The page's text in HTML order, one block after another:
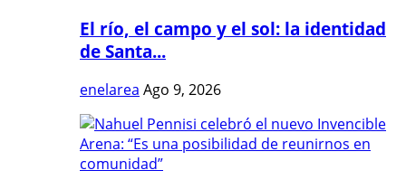
El río, el campo y el sol: la identidad
de Santa...
enelarea Ago 9, 2026